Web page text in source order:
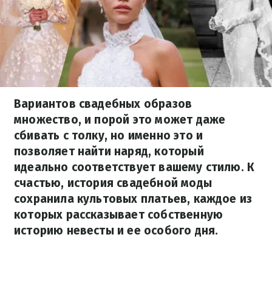
Вариантов свадебных образов
множество, и порой это может даже
сбивать с толку, но именно это и
позволяет найти наряд, который
идеально соответствует вашему стилю. К
счастью, история свадебной моды
сохранила культовых платьев, каждое из
которых рассказывает собственную
историю невесты и ее особого дня.